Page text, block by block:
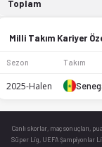
Toplam
Milli Takım Kariyer
Sezon Takım
2025-Halen
Canlı skorlar , maç sonuçları,
Süper Lig, UEFA Şampiyonlar